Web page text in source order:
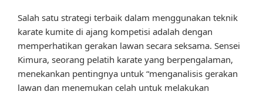
Salah satu strategi terbaik dalam menggunakan teknik
karate kumite di ajang kompetisi adalah dengan
memperhatikan gerakan lawan secara seksama. Sensei
Kimura, seorang pelatih karate yang berpengalaman,
menekankan pentingnya untuk “menganalisis gerakan
lawan dan menemukan celah untuk melakukan